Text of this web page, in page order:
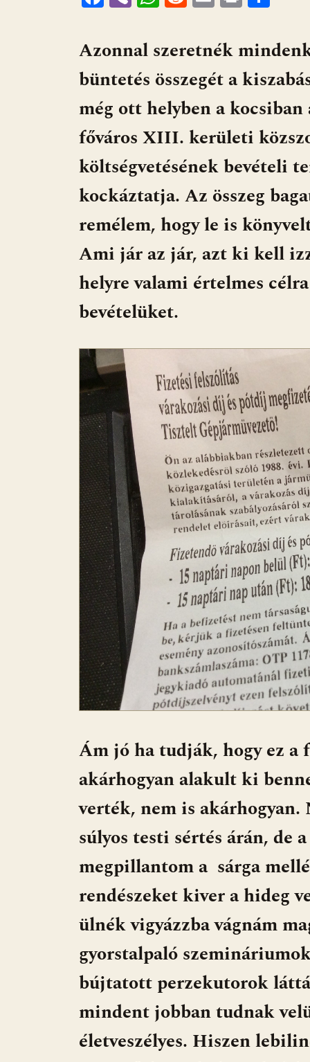
e
b
o
o
k
er at
s
A
p
p
d
di
t
ai
l
t za
m
e
g
Azonnal szeretnék
büntetés összegét a
még ott helyben a
főváros XIII. kerületi
költségvetésének bevételi
kockáztatja. Az összeg
remélem, hogy le is
Ami jár az jár, azt ki kell
helyre valami értelmes
bevételüket.
Ám jó ha tudják, hogy ez a
akárhogyan alakult ki
verték, nem is
súlyos testi sértés árán, de
megpillantom a sárga
rendészeket kiver a hideg
ülnék vigyázzba vágnám
gyorstalpaló
bújtatott perzekutorok
mindent jobban tudnak
életveszélyes. Hiszen